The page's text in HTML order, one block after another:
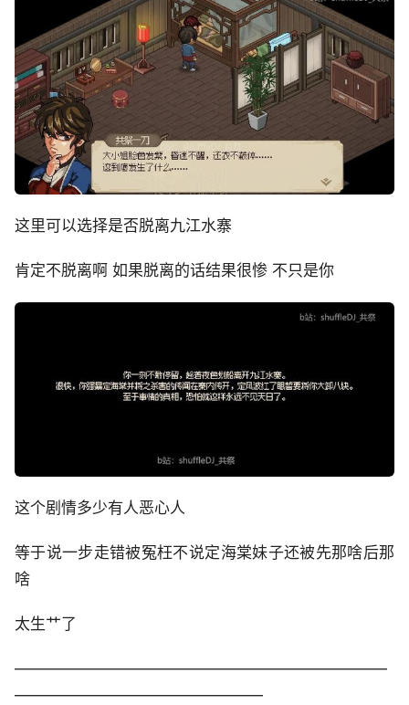
这里可以选择是否脱离九江水寨
肯定不脱离啊 如果脱离的话结果很惨 不只是你
这个剧情多少有人恶心人
等于说一步走错被冤枉不说定海棠妹子还被先那啥后那
啥
太生艹了
————————————————————————
————————————————